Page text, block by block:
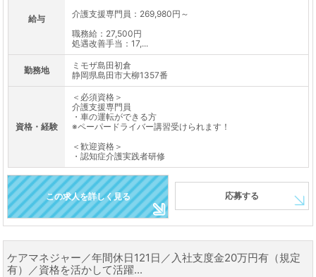
給与
介護支援専門員：269,980円～
職務給：27,500円
処遇改善手当：17,...
勤務地
ミモザ島田初倉
静岡県島田市大柳1357番
資格・経験
＜必須資格＞
介護支援専門員
・車の運転ができる方
※ペーパードライバー講習受けられます！
＜歓迎資格＞
・認知症介護実践者研修
この求人を詳しく見る 応募する
ケアマネジャー／年間休日121日／入社支度金20万円有（規定
有）／資格を活かして活躍...